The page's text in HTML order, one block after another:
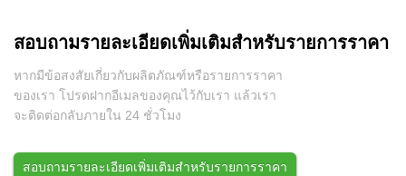
สอบถามรายละเอียดเพิ่มเติมสำหรับรายการราคา
หากมีข้อสงสัยเกี่ยวกับผลิตภัณฑ์หรือรายการราคา
ของเรา โปรดฝากอีเมลของคุณไว้กับเรา แล้วเรา
จะติดต่อกลับภายใน 24 ชั่วโมง
สอบถามรายละเอียดเพิ่มเติมสำหรับรายการราคา